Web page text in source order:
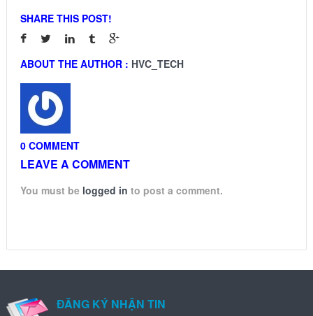
SHARE THIS POST!
ABOUT THE AUTHOR : HVC_TECH
0 COMMENT
LEAVE A COMMENT
You must be logged in to post a comment.
ĐĂNG KÝ NHẬN TIN